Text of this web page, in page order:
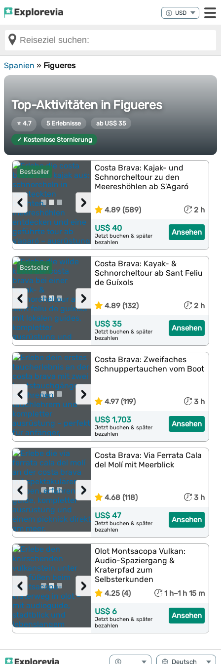
Spanien » Figueres
Top-Aktivitäten in Figueres
⭐ 4.7 5 Erlebnisse ab US$ 35
✓ Kostenlose Stornierung
Bestseller
›
‹
Costa Brava: Kajak- und
Schnorcheltour zu den
Meereshöhlen ab S'Agaró
4.89 (589) 2 h
Ansehen
US$ 40
Jetzt buchen & später
bezahlen
Bestseller
›
‹
Costa Brava: Kayak- &
Schnorcheltour ab Sant Feliu
de Guíxols
4.89 (132) 2 h
Ansehen
US$ 35
Jetzt buchen & später
bezahlen
›
‹
Costa Brava: Zweifaches
Schnuppertauchen vom Boot
4.97 (119) 3 h
Ansehen
US$ 1,703
Jetzt buchen & später
bezahlen
›
‹
Costa Brava: Via Ferrata Cala
del Molí mit Meerblick
4.68 (118) 3 h
Ansehen
US$ 47
Jetzt buchen & später
bezahlen
›
‹
Olot Montsacopa Vulkan:
Audio-Spaziergang &
Kraterpfad zum
Selbsterkunden
4.25 (4) 1 h–1 h 15 m
Ansehen
US$ 6
Jetzt buchen & später
bezahlen